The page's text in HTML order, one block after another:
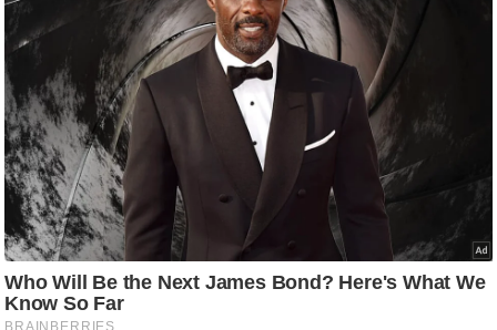
ल्म
मी
क्षा
B
r
e
a
k
i